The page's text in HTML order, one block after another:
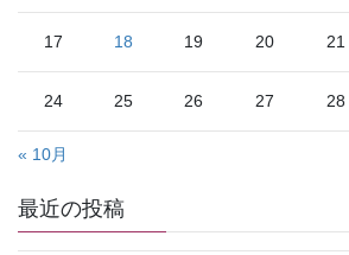
17 18 19 20 21
24 25 26 27 28
« 10月
最近の投稿